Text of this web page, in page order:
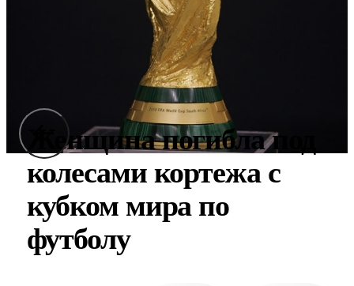
Женщина погибла под
колесами кортежа с
кубком мира по
футболу